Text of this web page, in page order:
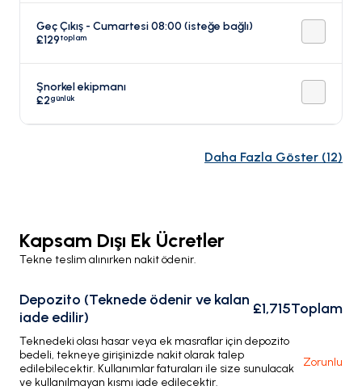
Geç Çıkış - Cumartesi 08:00 (isteğe bağlı)
£129toplam
Şnorkel ekipmanı
£2günlük
Daha Fazla Göster (12)
Kapsam Dışı Ek Ücretler
Tekne teslim alınırken nakit ödenir.
Depozito (Teknede ödenir ve kalan
iade edilir)
£1,715Toplam
Teknedeki olası hasar veya ek masraflar için depozito
bedeli, tekneye girişinizde nakit olarak talep
edilebilecektir. Kullanımlar faturaları ile size sunulacak
ve kullanılmayan kısmı iade edilecektir.
Zorunlu